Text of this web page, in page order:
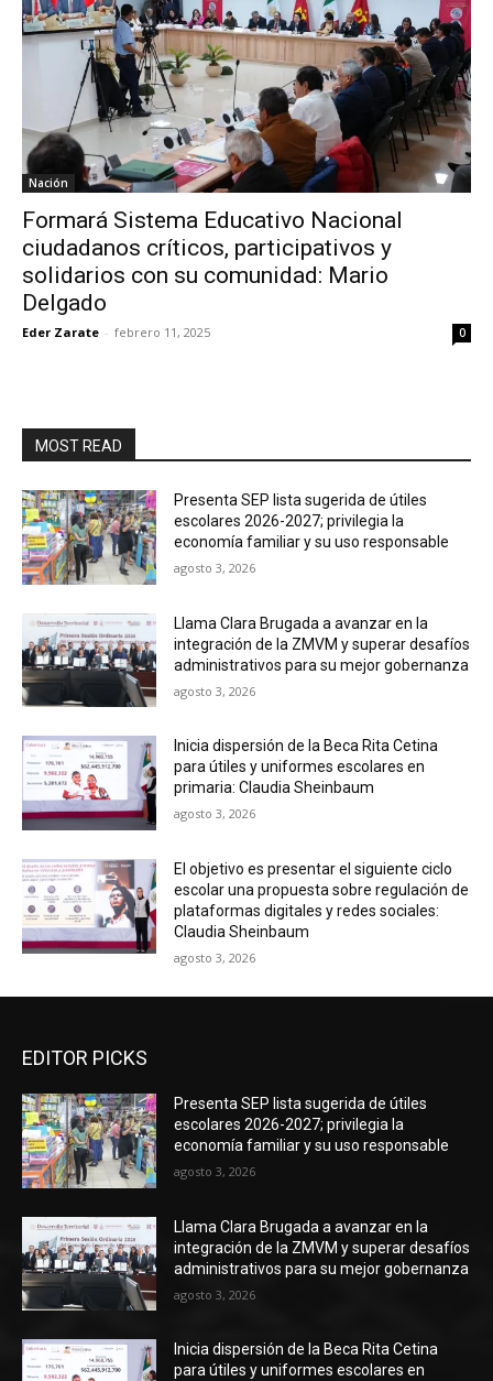
Nación
Formará Sistema Educativo Nacional
ciudadanos críticos, participativos y
solidarios con su comunidad: Mario
Delgado
Eder Zarate - febrero 11, 2025 0
MOST READ
Presenta SEP lista sugerida de útiles
escolares 2026-2027; privilegia la
economía familiar y su uso responsable
agosto 3, 2026
Llama Clara Brugada a avanzar en la
integración de la ZMVM y superar desafíos
administrativos para su mejor gobernanza
agosto 3, 2026
Inicia dispersión de la Beca Rita Cetina
para útiles y uniformes escolares en
primaria: Claudia Sheinbaum
agosto 3, 2026
El objetivo es presentar el siguiente ciclo
escolar una propuesta sobre regulación de
plataformas digitales y redes sociales:
Claudia Sheinbaum
agosto 3, 2026
EDITOR PICKS
Presenta SEP lista sugerida de útiles
escolares 2026-2027; privilegia la
economía familiar y su uso responsable
agosto 3, 2026
Llama Clara Brugada a avanzar en la
integración de la ZMVM y superar desafíos
administrativos para su mejor gobernanza
agosto 3, 2026
Inicia dispersión de la Beca Rita Cetina
para útiles y uniformes escolares en